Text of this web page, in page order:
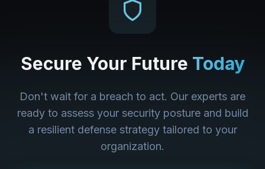
Secure Your Future Today
Don't wait for a breach to act. Our experts are
ready to assess your security posture and build
a resilient defense strategy tailored to your
organization.